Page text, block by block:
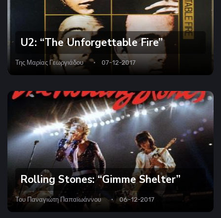
U2: “The Unforgettable Fire”
Της Μαρίας Γεωργιάδου 07-12-2017
Rolling Stones: “Gimme Shelter”
Του Παναγιώτη Παπαϊωάννου 06-12-2017